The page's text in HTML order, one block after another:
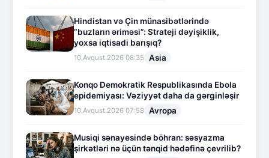
Hindistan və Çin münasibətlərində
“buzların əriməsi”: Strateji dəyişiklik,
yoxsa iqtisadi barışıq?
10.Avqust.2026 08:35 Asia
Konqo Demokratik Respublikasında Ebola
epidemiyası: Vəziyyət daha da gərginləşir
10.Avqust.2026 07:58 Avropa
Musiqi sənayesində böhran: səsyazma
şirkətləri nə üçün tənqid hədəfinə çevrilib?